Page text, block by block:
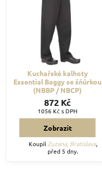
Kuchařské kalhoty
Essential Baggy se šňůrkou
(NBBP / NBCP)
872 Kč
1056 Kčs DPH
Zobrazit
KoupilZuzana, Bratislava,
před 5 dny.